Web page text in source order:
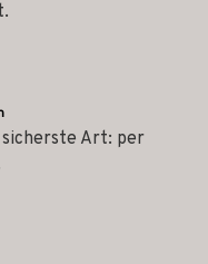
sicherste Art: per